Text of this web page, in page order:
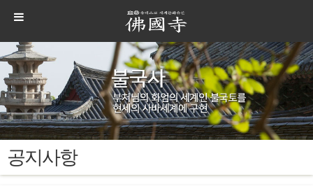
공지사항